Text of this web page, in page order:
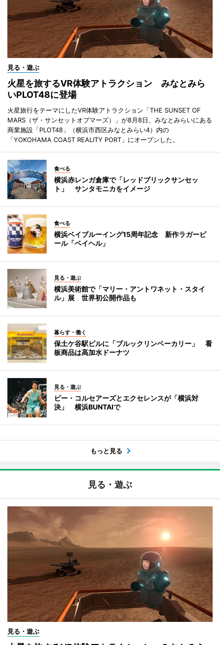
見る・遊ぶ
火星を旅するVR体験アトラクション みなとみら
いPLOT48に登場
火星旅行をテーマにしたVR体験アトラクション「THE SUNSET OF
MARS（ザ・サンセットオブマーズ）」が8月8日、みなとみらいにある
商業施設「PLOT48」（横浜市西区みなとみらい4）内の
「YOKOHAMA COAST REALITY PORT」にオープンした。
食べる
横浜赤レンガ倉庫で「レッドブリックサンセッ
ト」 サンタモニカをイメージ
食べる
横浜ベイブルーイング15周年記念 新作ラガービ
ール「ベイヘル」
見る・遊ぶ
横浜美術館で「マリー・アントワネット・スタイ
ル」展 世界初公開作品も
暮らす・働く
保土ケ谷駅ビルに「ブルックリンベーカリー」 看
板商品は高加水ドーナツ
見る・遊ぶ
ビー・コルセアーズとエクセレンスが「横浜対
決」 横浜BUNTAIで
もっと見る
見る・遊ぶ
見る・遊ぶ